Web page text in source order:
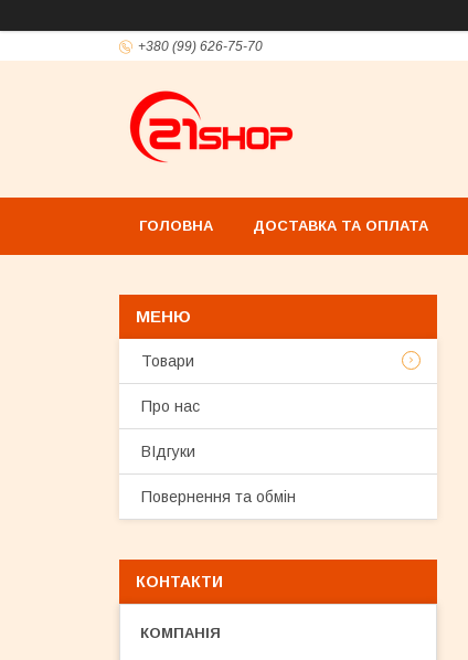
+380 (99) 626-75-70
ГОЛОВНА ДОСТАВКА ТА ОПЛАТА
Товари
Про нас
ВІдгуки
Повернення та обмін
КОНТАКТИ